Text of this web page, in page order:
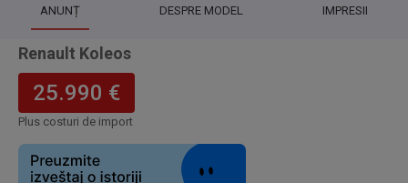
ANUNȚ DESPRE MODEL IMPRESII
Renault Koleos
25.990 €
Plus costuri de import